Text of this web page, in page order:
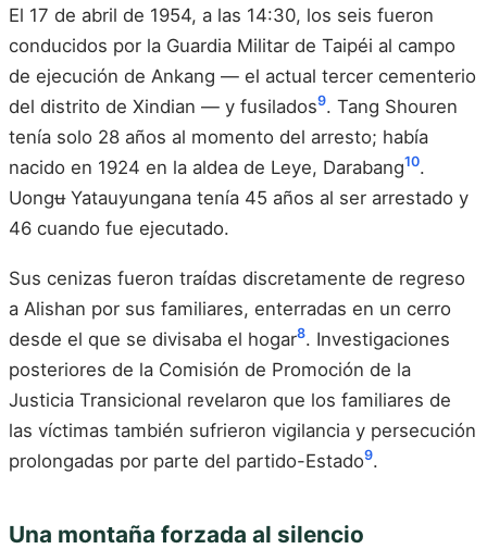
El 17 de abril de 1954, a las 14:30, los seis fueron
conducidos por la Guardia Militar de Taipéi al campo
de ejecución de Ankang — el actual tercer cementerio
del distrito de Xindian — y fusilados9. Tang Shouren
tenía solo 28 años al momento del arresto; había
nacido en 1924 en la aldea de Leye, Darabang10.
Uongʉ Yatauyungana tenía 45 años al ser arrestado y
46 cuando fue ejecutado.
Sus cenizas fueron traídas discretamente de regreso
a Alishan por sus familiares, enterradas en un cerro
desde el que se divisaba el hogar8. Investigaciones
posteriores de la Comisión de Promoción de la
Justicia Transicional revelaron que los familiares de
las víctimas también sufrieron vigilancia y persecución
prolongadas por parte del partido-Estado9.
Una montaña forzada al silencio